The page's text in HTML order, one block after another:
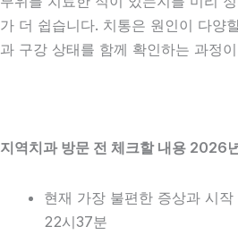
가 더 쉽습니다. 치통은 원인이 다양
과 구강 상태를 함께 확인하는 과정
지역치과 방문 전 체크할 내용 2026
현재 가장 불편한 증상과 시
22시37분